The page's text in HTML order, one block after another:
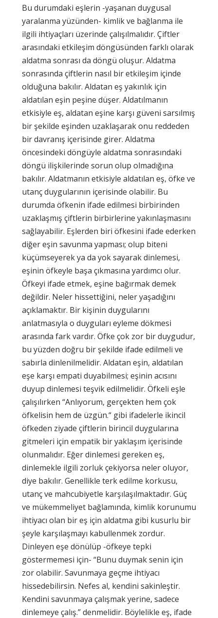
Bu durumdaki eşlerin -yaşanan duygusal
yaralanma yüzünden- kimlik ve bağlanma ile
ilgili ihtiyaçları üzerinde çalışılmalıdır. Çiftler
arasındaki etkileşim döngüsünden farklı olarak
aldatma sonrası da döngü oluşur. Aldatma
sonrasında çiftlerin nasıl bir etkileşim içinde
olduğuna bakılır. Aldatan eş yakınlık için
aldatılan eşin peşine düşer. Aldatılmanın
etkisiyle eş, aldatan eşine karşı güveni sarsılmış
bir şekilde eşinden uzaklaşarak onu reddeden
bir davranış içerisinde girer. Aldatma
öncesindeki döngüyle aldatma sonrasındaki
döngü ilişkilerinde sorun olup olmadığına
bakılır. Aldatmanın etkisiyle aldatılan eş, öfke ve
utanç duygularının içerisinde olabilir. Bu
durumda öfkenin ifade edilmesi birbirinden
uzaklaşmış çiftlerin birbirlerine yakınlaşmasını
sağlayabilir. Eşlerden biri öfkesini ifade ederken
diğer eşin savunma yapması; olup biteni
küçümseyerek ya da yok sayarak dinlemesi,
eşinin öfkeyle başa çıkmasına yardımcı olur.
Öfkeyi ifade etmek, eşine bağırmak demek
değildir. Neler hissettiğini, neler yaşadığını
açıklamaktır. Bir kişinin duygularını
anlatmasıyla o duyguları eyleme dökmesi
arasında fark vardır. Öfke çok zor bir duygudur,
bu yüzden doğru bir şekilde ifade edilmeli ve
sabırla dinlenilmelidir. Aldatan eşin, aldatılan
eşe karşı empati duyabilmesi; eşinin acısını
duyup dinlemesi teşvik edilmelidir. Öfkeli eşle
çalışılırken “Anlıyorum, gerçekten hem çok
öfkelisin hem de üzgün.“ gibi ifadelerle ikincil
öfkeden ziyade çiftlerin birincil duygularına
gitmeleri için empatik bir yaklaşım içerisinde
olunmalıdır. Eğer dinlemesi gereken eş,
dinlemekle ilgili zorluk çekiyorsa neler oluyor,
diye bakılır. Genellikle terk edilme korkusu,
utanç ve mahcubiyetle karşılaşılmaktadır. Güç
ve mükemmeliyet bağlamında, kimlik korunumu
ihtiyacı olan bir eş için aldatma gibi kusurlu bir
şeyle karşılaşmayı kabullenmek zordur.
Dinleyen eşe dönülüp -öfkeye tepki
göstermemesi için- “Bunu duymak senin için
zor olabilir. Savunmaya geçme ihtiyacı
hissedebilirsin. Nefes al, kendini sakinleştir.
Kendini savunmaya çalışmak yerine, sadece
dinlemeye çalış.” denmelidir. Böylelikle eş, ifade